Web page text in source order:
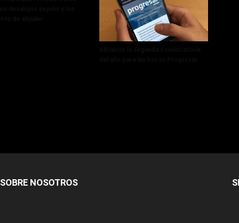
SOBRE NOSOTROS